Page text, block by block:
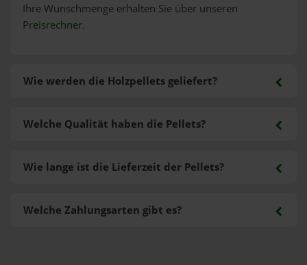
Ihre Wunschmenge erhalten Sie über unseren
Preisrechner.
Wie werden die Holzpellets geliefert?
Welche Zahlungsarten gibt es?
Welche Qualität haben die Pellets?
Wie lange ist die Lieferzeit der Pellets?